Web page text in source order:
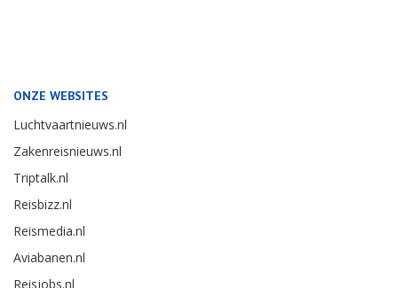
ONZE WEBSITES
Luchtvaartnieuws.nl
Zakenreisnieuws.nl
Triptalk.nl
Reisbizz.nl
Reismedia.nl
Aviabanen.nl
Reisjobs.nl